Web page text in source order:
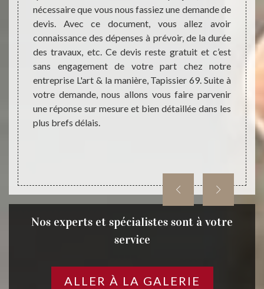
de
69
de
en
L'art
nécessaire que vous nous fassiez une demande de
devis. Avec ce document, vous allez avoir
connaissance des dépenses à prévoir, de la durée
des travaux, etc. Ce devis reste gratuit et c’est
sans engagement de votre part chez notre
entreprise L'art & la manière, Tapissier 69. Suite à
votre demande, nous allons vous faire parvenir
une réponse sur mesure et bien détaillée dans les
plus brefs délais.
la
L'art
et
Nos experts et spécialistes sont à votre
service
ALLER À LA GALERIE